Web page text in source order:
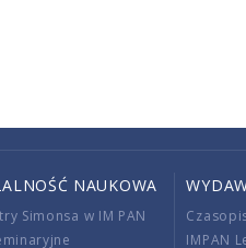
NAUKOWA
Simonsa w IM PAN
IMPAN